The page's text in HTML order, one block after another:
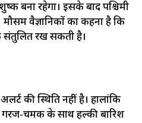
बना रहेगा। इसके बाद पश्चिमी
वैज्ञानिकों का कहना है कि
संतुलित रख सकती है।
की स्थिति नहीं है। हालांकि
गरज-चमक के साथ हल्की बारिश